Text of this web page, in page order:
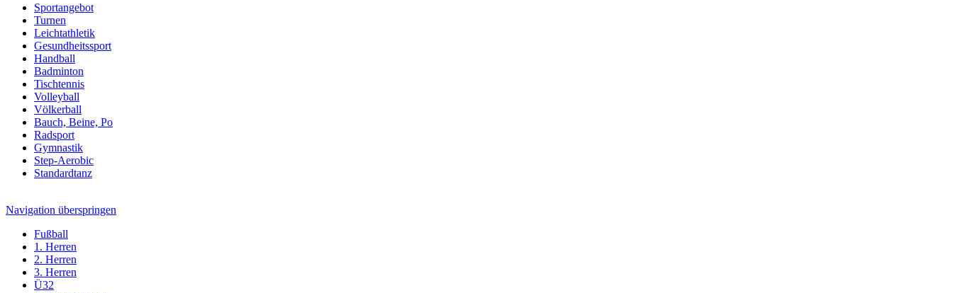
Sportangebot
Turnen
Leichtathletik
Gesundheitssport
Handball
Badminton
Tischtennis
Volleyball
Völkerball
Bauch, Beine, Po
Radsport
Gymnastik
Step-Aerobic
Standardtanz
Navigation überspringen
Fußball
1. Herren
2. Herren
3. Herren
Ü32